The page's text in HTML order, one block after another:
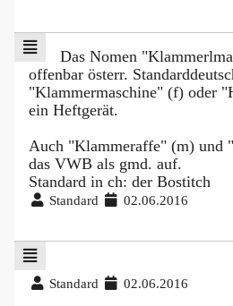
Das Nomen
offenbar österr.
"Klammermaschine" (f) oder
ein Heftgerät.
Auch "Klammeraffe" (m) und
das VWB als gmd. auf.
Standard in ch: der Bostitch
Standard 02.06.2016
Standard 02.06.2016